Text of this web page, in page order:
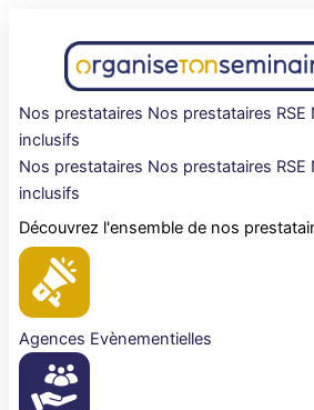
Nos prestataires Nos prestataires RSE
inclusifs
Nos prestataires Nos prestataires RSE
inclusifs
Découvrez l'ensemble de nos
Agences Evènementielles